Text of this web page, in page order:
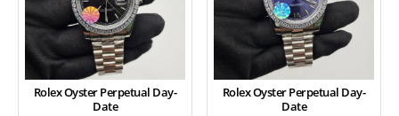
Rolex Oyster Perpetual Day-
Date
Rolex Oyster Perpetual Day-
Date